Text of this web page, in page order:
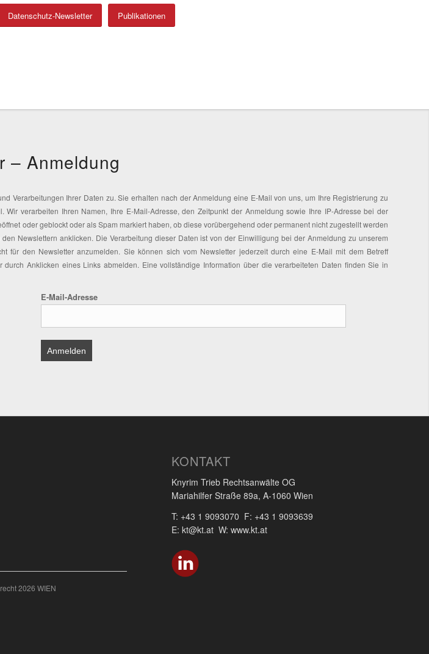
Datenschutz-Newsletter Publikationen
– Anmeldung
Verarbeitungen Ihrer Daten zu. Sie erhalten nach der Anmeldung eine E-Mail von uns, um Ihre Registrierung zu
verarbeiten Ihren Namen, Ihre E-Mail-Adresse, den Zeitpunkt der Anmeldung sowie Ihre IP-Adresse bei der
oder geblockt oder als Spam markiert haben, ob diese vorübergehend oder permanent nicht zugestellt werden
Newslettern anklicken. Die Verarbeitung dieser Daten ist von der Einwilligung bei der Anmeldung zu unserem
für den Newsletter anzumelden. Sie können sich vom Newsletter jederzeit durch eine E-Mail mit dem Betreff
Anklicken eines Links abmelden. Eine vollständige Information über die verarbeiteten Daten finden Sie in
E-Mail-Adresse
2026 WIEN
KONTAKT
Knyrim Trieb Rechtsanwälte OG
Mariahilfer Straße 89a, A-1060 Wien
T: +43 1 9093070 F: +43 1 9093639
E: kt@kt.at W: www.kt.at